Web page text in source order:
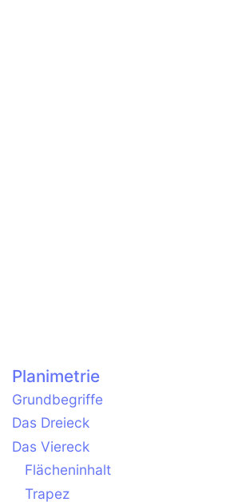
Planimetrie
Grundbegriffe
Das Dreieck
Das Viereck
Flächeninhalt
Trapez